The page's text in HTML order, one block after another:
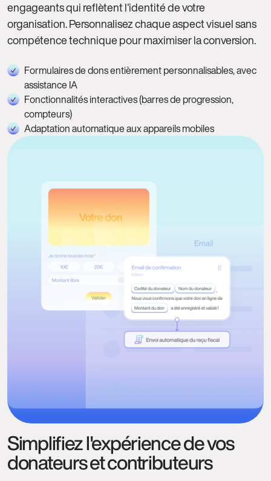
engageants qui reflètent l'identité de votre
organisation. Personnalisez chaque aspect visuel sans
compétence technique pour maximiser la conversion.
Formulaires de dons entièrement personnalisables, avec
assistance IA
Fonctionnalités interactives (barres de progression,
compteurs)
Adaptation automatique aux appareils mobiles
Simplifiez l'expérience de vos
donateurs et contributeurs